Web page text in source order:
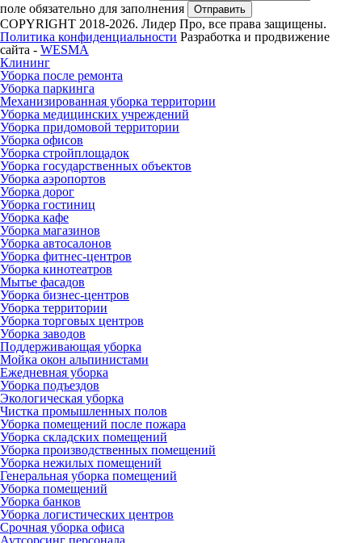
поле обязательно для заполнения
Отправить
COPYRIGHT 2018-2026. Лидер Про, все права защищены.
Политика конфиденциальности Разработка и продвижение
сайта - WESMA
Клининг
Уборка после ремонта
Уборка паркинга
Механизированная уборка территории
Уборка медицинских учреждений
Уборка придомовой территории
Уборка офисов
Уборка стройплощадок
Уборка государственных объектов
Уборка аэропортов
Уборка дорог
Уборка гостиниц
Уборка кафе
Уборка магазинов
Уборка автосалонов
Уборка фитнес-центров
Уборка кинотеатров
Мытье фасадов
Уборка бизнес-центров
Уборка территории
Уборка торговых центров
Уборка заводов
Поддерживающая уборка
Мойка окон альпинистами
Ежедневная уборка
Уборка подъездов
Экологическая уборка
Чистка промышленных полов
Уборка помещений после пожара
Уборка складских помещений
Уборка производственных помещений
Уборка нежилых помещений
Генеральная уборка помещений
Уборка помещений
Уборка банков
Уборка логистических центров
Срочная уборка офиса
Аутсорсинг персонала